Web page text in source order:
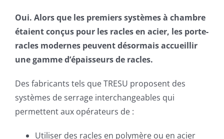
Oui. Alors que les premiers systèmes à chambre
étaient conçus pour les racles en acier, les porte-
racles modernes peuvent désormais accueillir
une gamme d’épaisseurs de racles.
Des fabricants tels que TRESU proposent des
systèmes de serrage interchangeables qui
permettent aux opérateurs de :
Utiliser des racles en polymère ou en acier